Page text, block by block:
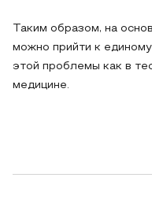
Таким образом, на
можно прийти к
этой проблемы как в
медицине.